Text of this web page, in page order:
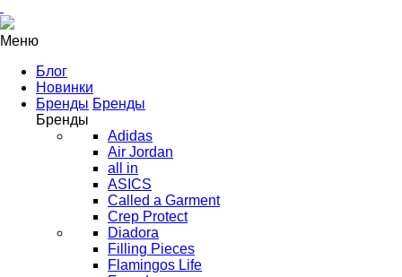
Меню
Блог
Новинки
Бренды Бренды
Бренды
Adidas
Air Jordan
all in
ASICS
Called a Garment
Crep Protect
Diadora
Filling Pieces
Flamingos Life